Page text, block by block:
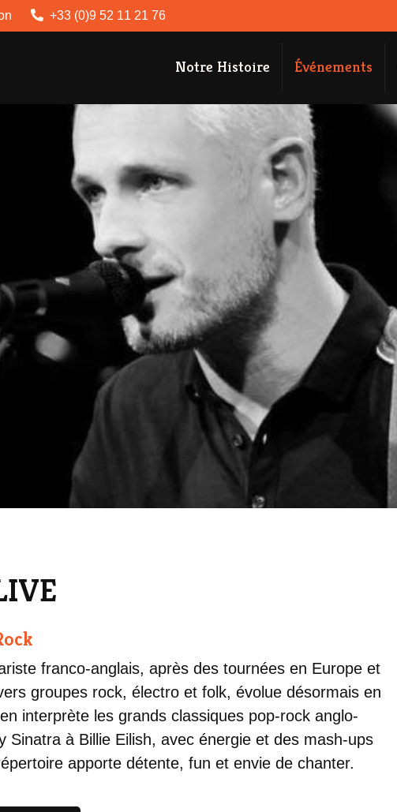
+33 (0)9 52 11 21 76
Notre Histoire Événements
franco-anglais, après des tournées en Europe et
groupes rock, électro et folk, évolue désormais en
interprète les grands classiques pop-rock anglo-
Sinatra à Billie Eilish, avec énergie et des mash-ups
apporte détente, fun et envie de chanter.